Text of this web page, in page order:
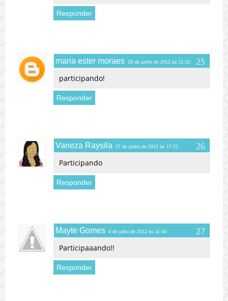
Responder
maria ester moraes 26 de junho de 2012 às 21:01
participando!
Responder
Vaneza Raysila 27 de junho de 2012 às 17:22
Participando
Responder
Mayte Gomes 4 de julho de 2012 às 11:40
Participaaando!!
Responder